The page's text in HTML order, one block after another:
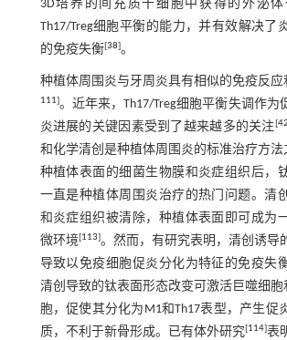
3D培养的间充质干细胞中获得的外泌
Th17/Treg细胞平衡的能力，并有效解决了
的免疫失衡[38]。
种植体周围炎与牙周炎具有相似的免疫反
111]。近年来，Th17/Treg细胞平衡失调作为
炎进展的关键因素受到了越来越多的关注[42
和化学清创是种植体周围炎的标准治疗方法
种植体表面的细菌生物膜和炎症组织后，
一直是种植体周围炎治疗的热门问题。清
和炎症组织被清除，种植体表面即可成为
微环境[113]。然而，有研究表明，清创诱导
导致以免疫细胞促炎分化为特征的免疫失
清创导致的钛表面形态改变可激活巨噬细胞
胞，促使其分化为M1和Th17表型，产生促
质，不利于新骨形成。已有体外研究[114]表